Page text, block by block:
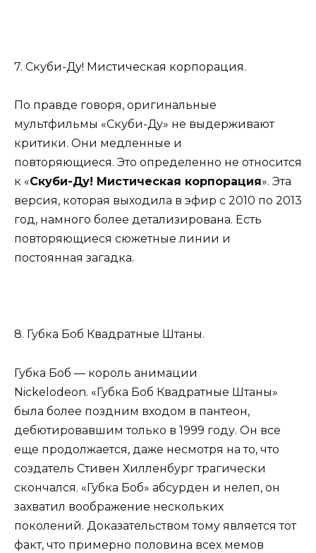
7. Скуби-Ду! Мистическая корпорация.
По правде говоря, оригинальные
мультфильмы «Скуби-Ду» не выдерживают
критики. Они медленные и
повторяющиеся. Это определенно не относится
к «Скуби-Ду! Мистическая корпорация». Эта
версия, которая выходила в эфир с 2010 по 2013
год, намного более детализирована. Есть
повторяющиеся сюжетные линии и
постоянная загадка.
8. Губка Боб Квадратные Штаны.
Губка Боб — король анимации
Nickelodeon. «Губка Боб Квадратные Штаны»
была более поздним входом в пантеон,
дебютировавшим только в 1999 году. Он все
еще продолжается, даже несмотря на то, что
создатель Стивен Хилленбург трагически
скончался. «Губка Боб» абсурден и нелеп, он
захватил воображение нескольких
поколений. Доказательством тому является тот
факт, что примерно половина всех мемов